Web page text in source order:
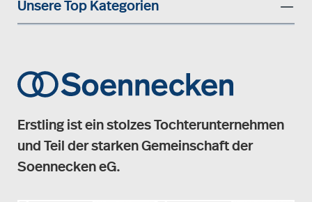
Unsere Top Kategorien
Erstling ist ein stolzes Tochterunternehmen
und Teil der starken Gemeinschaft der
Soennecken eG.